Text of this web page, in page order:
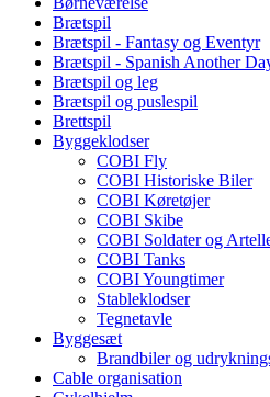
Brætspil
Brætspil - Fantasy og Eventyr
Brætspil - Spanish Another
Brætspil og leg
Brætspil og puslespil
Brettspil
Byggeklodser
COBI Fly
COBI Historiske Biler
COBI Køretøjer
COBI Skibe
COBI Soldater og
COBI Tanks
COBI Youngtimer
Stableklodser
Tegnetavle
Byggesæt
Brandbiler og
Cable organisation